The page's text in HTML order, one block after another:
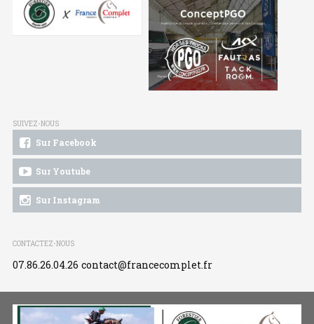
SUIVEZ-NOUS
Sur Facebook
Sur Youtube
Sur Instagram
CONTACTEZ-NOUS
07.86.26.04.26 contact@francecomplet.fr